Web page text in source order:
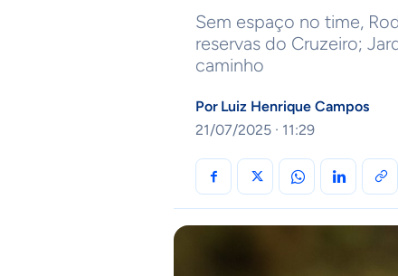
Sem espaço no time,
reservas do Cruzeiro;
caminho
Por Luiz Henrique Campos
21/07/2025 · 11:29